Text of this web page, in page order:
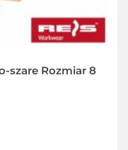
szare Rozmiar 8